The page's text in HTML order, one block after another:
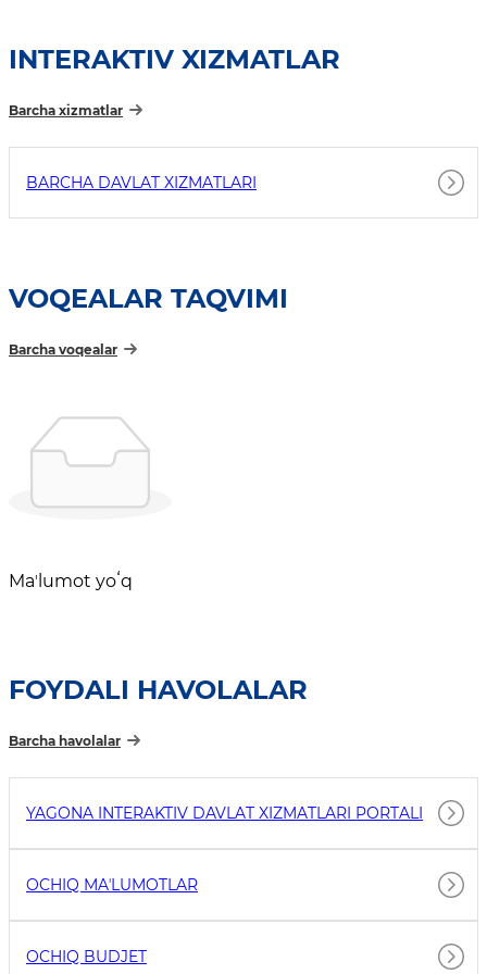
INTERAKTIV XIZMATLAR
Barcha xizmatlar
BARCHA DAVLAT XIZMATLARI
VOQEALAR TAQVIMI
Barcha voqealar
Maʼlumot yoʻq
FOYDALI HAVOLALAR
Barcha havolalar
YAGONA INTERAKTIV DAVLAT XIZMATLARI PORTALI
OCHIQ MAʼLUMOTLAR
OCHIQ BUDJET